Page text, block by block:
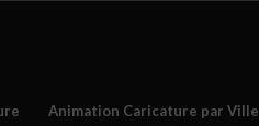
Animation Caricature par Ville